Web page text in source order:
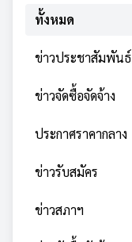
ทั้งหมด
ข่าวประชาสัมพันธ์
ข่าวจัดซื้อจัดจ้าง
ประกาศราคากลาง
ข่าวรับสมัคร
ข่าวสภาฯ